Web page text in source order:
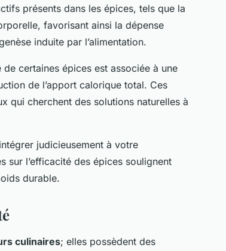
présents dans les épices, tels que la
favorisant ainsi la dépense
induite par l’alimentation.
certaines épices est associée à une
de l’apport calorique total. Ces
qui cherchent des solutions naturelles à
judicieusement à votre
sur l’efficacité des épices soulignent
durable.
culinaires; elles possèdent des